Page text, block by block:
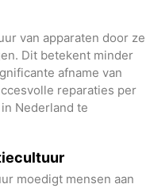
van apparaten door ze
Dit betekent minder
afname van
reparaties per
Nederland te
moedigt mensen aan